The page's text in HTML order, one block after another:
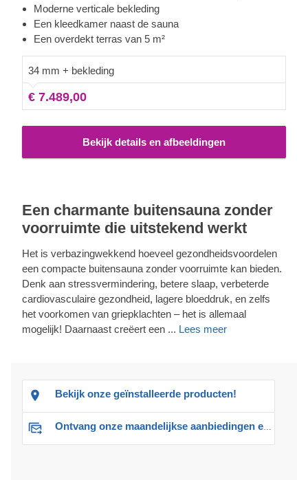
overdekte terras. Dit model, voorzien van extra bekleding,
biedt niet alleen meer stevigheid en isolatie maar ook een
strakke, verfijnde uitstraling. Dankzij het hoge plafond kan
banken u een ideale plek bieden om te ontspannen en u
gemakkelijk om te kleden, vóór of na uw saunasessie.
Moderne verticale bekleding
Een kleedkamer naast de sauna
Een overdekt terras van 5 m²
34 mm + bekleding
€ 7.489,00
Bekijk details en afbeeldingen
Een charmante buitensauna zonder
voorruimte die uitstekend werkt
Het is verbazingwekkend hoeveel gezondheidsvoordelen
een compacte buitensauna zonder voorruimte kan bieden.
Denk aan stressvermindering, betere slaap, verbeterde
cardiovasculaire gezondheid, lagere bloeddruk, en zelfs
het voorkomen van griepklachten – het is allemaal
mogelijk! Daarnaast creëert een ... Lees meer
Bekijk onze geïnstalleerde producten!
Ontvang onze maandelijkse aanbiedingen en advies